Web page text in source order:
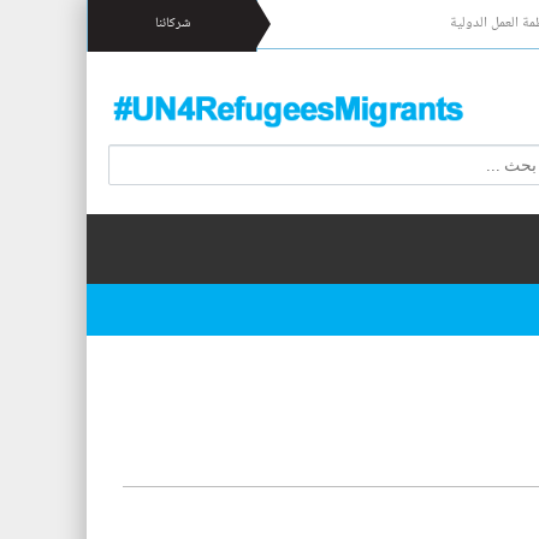
العمل الدولية شركائنا